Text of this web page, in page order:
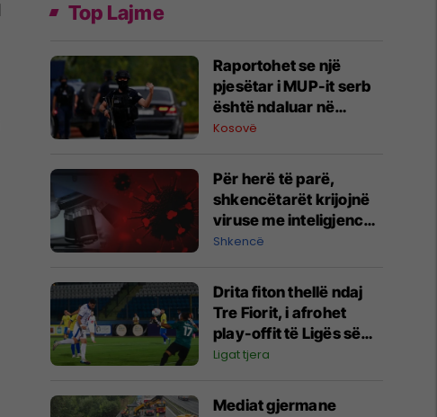
Top Lajme
Raportohet se një
pjesëtar i MUP-it serb
është ndaluar në
Jarinë
Kosovë
Për herë të parë,
shkencëtarët krijojnë
viruse me inteligjencë
artificiale
Shkencë
Drita fiton thellë ndaj
Tre Fiorit, i afrohet
play-offit të Ligës së
Konferencës
Ligat tjera
Mediat gjermane